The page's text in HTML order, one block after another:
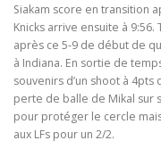
Siakam score en transition
Knicks arrive ensuite à
après ce 5-9 de début de
à Indiana. En sortie de
souvenirs d’un shoot à
perte de balle de Mikal sur
pour protéger le cercle
aux LFs pour un 2/2.